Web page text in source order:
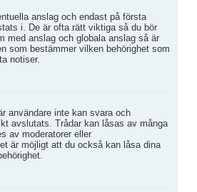
anslag och endast på första
i. De är ofta rätt viktiga så du bör
med anslag och globala anslag så är
som bestämmer vilken behörighet som
notiser.
användare inte kan svara och
avslutats. Trådar kan låsas av många
av moderatorer eller
är möjligt att du också kan låsa dina